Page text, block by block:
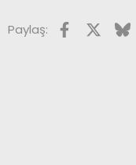
Paylaş: Facebook
X